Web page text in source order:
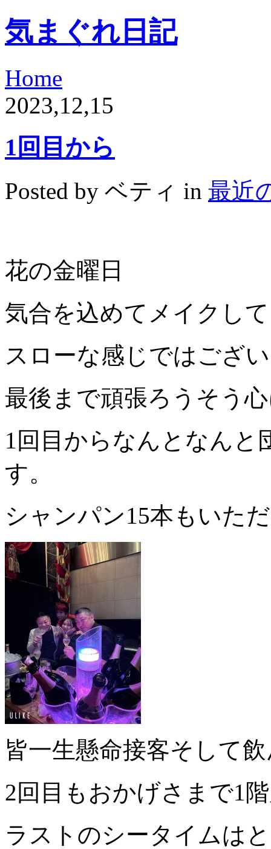
気まぐれ日記
Home
2023,12,15
1回目から
Posted by ベティ in 最近
花の金曜日
気合を込めてメイクし
スローな感じではござ
最後まで頑張ろうそう
1回目からなんとなんと
す。
シャンパン15本もいた
皆一生懸命接客そして
2回目もおかげさまで1
ラストのシータイムは